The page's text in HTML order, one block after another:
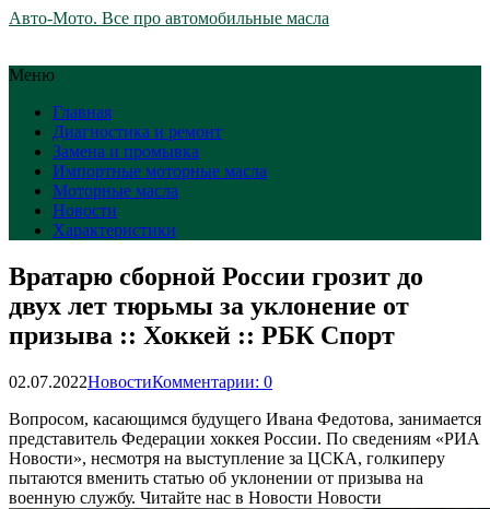
Авто-Мото. Все про автомобильные масла
Меню
Главная
Диагностика и ремонт
Замена и промывка
Импортные моторные масла
Моторные масла
Новости
Характеристики
Вратарю сборной России грозит до
двух лет тюрьмы за уклонение от
призыва :: Хоккей :: РБК Спорт
02.07.2022НовостиКомментарии: 0
Вопросом, касающимся будущего Ивана Федотова, занимается
представитель Федерации хоккея России. По сведениям «РИА
Новости», несмотря на выступление за ЦСКА, голкиперу
пытаются вменить статью об уклонении от призыва на
военную службу. Читайте нас в Новости Новости